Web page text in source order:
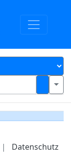
| Datenschutz